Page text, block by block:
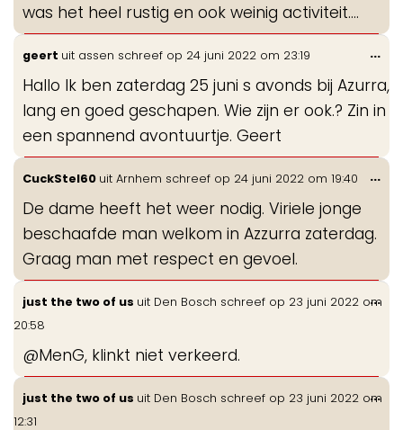
was het heel rustig en ook weinig activiteit....
geert uit assen schreef op 24 juni 2022 om 23:19
Hallo Ik ben zaterdag 25 juni s avonds bij Azurra,
lang en goed geschapen. Wie zijn er ook.? Zin in
een spannend avontuurtje. Geert
...
CuckStel60 uit Arnhem schreef op 24 juni 2022 om 19:40
De dame heeft het weer nodig. Viriele jonge
beschaafde man welkom in Azzurra zaterdag.
Graag man met respect en gevoel.
...
just the two of us uit Den Bosch schreef op 23 juni 2022 om
20:58
@MenG, klinkt niet verkeerd.
...
just the two of us uit Den Bosch schreef op 23 juni 2022 om
12:31
...